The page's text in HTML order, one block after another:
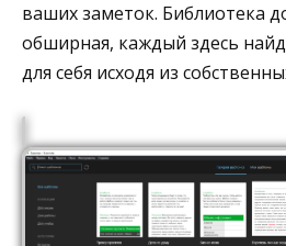
ваших заметок. Библиотека
обширная, каждый здесь
для себя исходя из